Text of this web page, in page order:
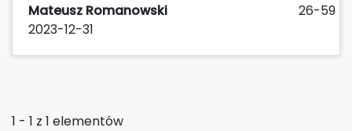
Mateusz Romanowski
26-59
2023-12-31
1 - 1 z 1 elementów